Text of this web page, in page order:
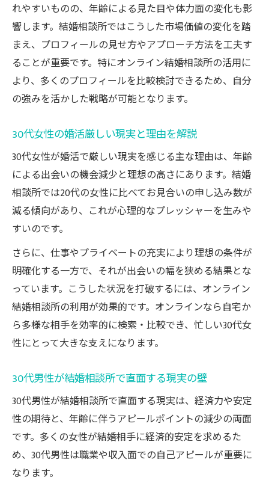
れやすいものの、年齢による見た目や体力面の変化も影
響します。結婚相談所ではこうした市場価値の変化を踏
まえ、プロフィールの見せ方やアプローチ方法を工夫す
ることが重要です。特にオンライン結婚相談所の活用に
より、多くのプロフィールを比較検討できるため、自分
の強みを活かした戦略が可能となります。
30代女性の婚活厳しい現実と理由を解説
30代女性が婚活で厳しい現実を感じる主な理由は、年齢
による出会いの機会減少と理想の高さにあります。結婚
相談所では20代の女性に比べてお見合いの申し込み数が
減る傾向があり、これが心理的なプレッシャーを生みや
すいのです。
さらに、仕事やプライベートの充実により理想の条件が
明確化する一方で、それが出会いの幅を狭める結果とな
っています。こうした状況を打破するには、オンライン
結婚相談所の利用が効果的です。オンラインなら自宅か
ら多様な相手を効率的に検索・比較でき、忙しい30代女
性にとって大きな支えになります。
30代男性が結婚相談所で直面する現実の壁
30代男性が結婚相談所で直面する現実は、経済力や安定
性の期待と、年齢に伴うアピールポイントの減少の両面
です。多くの女性が結婚相手に経済的安定を求めるた
め、30代男性は職業や収入面での自己アピールが重要に
なります。